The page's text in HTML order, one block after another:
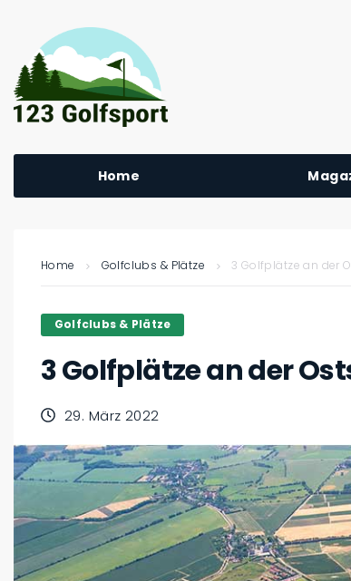
Home
Home Golfclubs & Plätze 3 Golfplätze an der
Golfclubs & Plätze
3 Golfplätze an der
29. März 2022